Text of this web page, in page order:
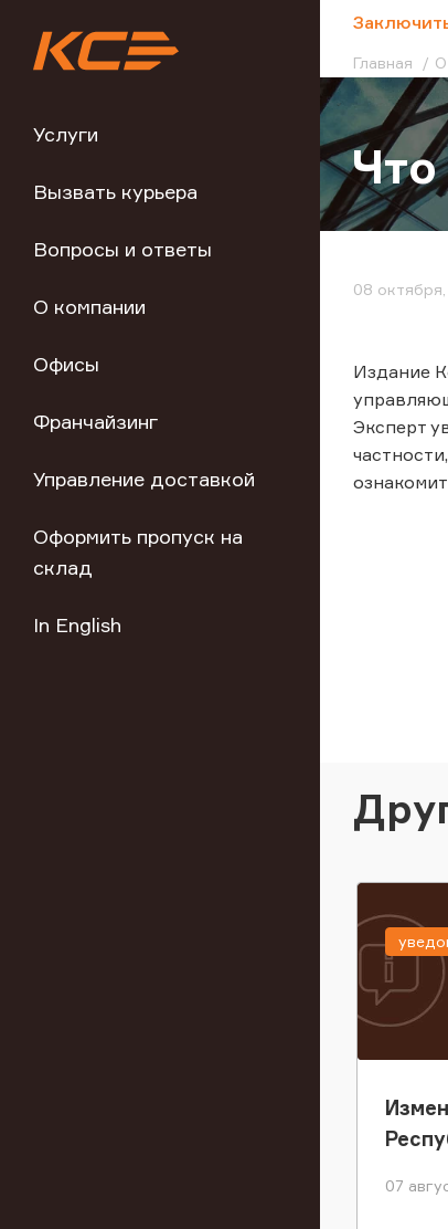
Услуги
Вызвать курьера
Вопросы и ответы
О компании
Офисы
Франчайзинг
Управление доставкой
Оформить пропуск на
склад
In English
Главная О
08
Издание
Эксперт
07